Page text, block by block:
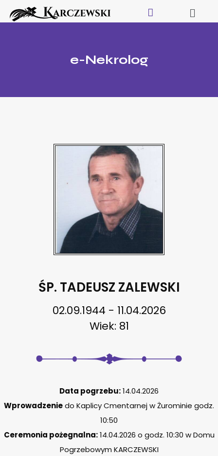
e-Nekrolog
ŚP. TADEUSZ ZALEWSKI
02.09.1944 - 11.04.2026
Wiek: 81
Data pogrzebu:14.04.2026
Wprowadzeniedo Kaplicy Cmentarnej w Żurominie godz.
10:50
Ceremonia pożegnalna:14.04.2026 o godz. 10:30 w Domu
Pogrzebowym KARCZEWSKI